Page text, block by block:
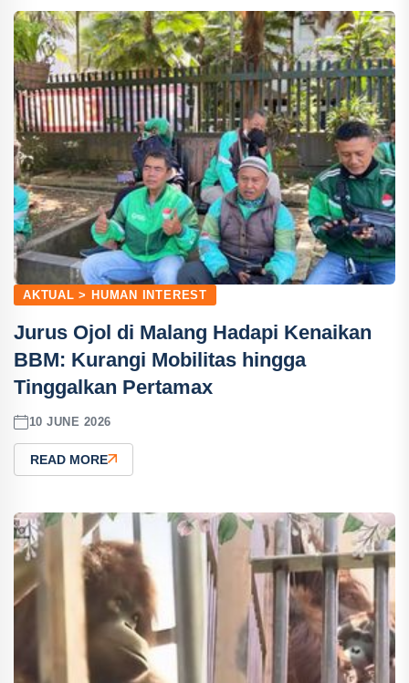
AKTUAL > HUMAN INTEREST
Jurus Ojol di Malang Hadapi Kenaikan
BBM: Kurangi Mobilitas hingga
Tinggalkan Pertamax
10 JUNE 2026
READ MORE